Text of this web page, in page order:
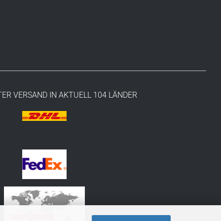
VERSAND IN AKTUELL 104 LÄNDER